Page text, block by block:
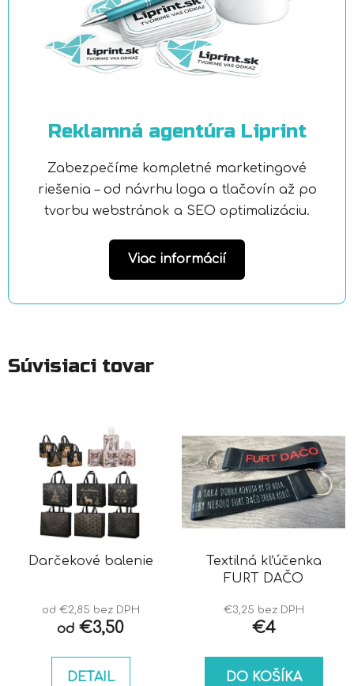
Reklamná agentúra Liprint
Zabezpečíme kompletné marketingové
riešenia – od návrhu loga a tlačovín až po
tvorbu webstránok a SEO optimalizáciu.
Viac informácií
Súvisiaci tovar
Darčekové balenie
od €2,85 bez DPH
od €3,50
DETAIL
Textilná kľúčenka
FURT DAČO
€3,25 bez DPH
€4
DO KOŠÍKA